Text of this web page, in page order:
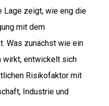
Lage zeigt, wie eng die
mit dem
Was zunächst wie ein
entwickelt sich
Risikofaktor mit
Industrie und